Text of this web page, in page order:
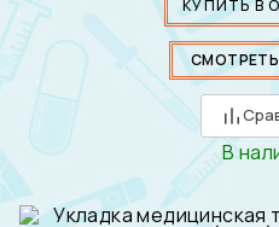
КУПИТЬ В
В